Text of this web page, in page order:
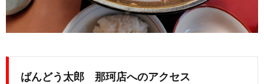
ばんどう太郎 那珂店へのアクセス